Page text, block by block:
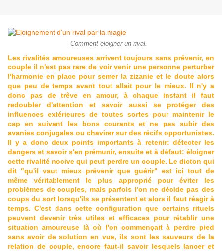
Comment eloigner un rival.
Les rivalités amoureuses arrivent toujours sans prévenir, en
couple il n'est pas rare de voir venir une personne perturber
l'harmonie en place pour semer la zizanie et le doute alors
que peu de temps avant tout allait pour le mieux. Il n'y a
donc pas de trêve en amour, à chaque instant il faut
redoubler d'attention et savoir aussi se protéger des
influences extérieures de toutes sortes pour maintenir le
cap en suivant les bons courants et ne pas subir des
avanies conjugales ou chavirer sur des récifs opportunistes.
Il y a donc deux points importants à retenir: détecter les
dangers et savoir s'en prémunir, ensuite et à défaut: éloigner
cette rivalité nocive qui peut perdre un couple. Le dicton qui
dit "qu'il vaut mieux prévenir que guérir" est ici tout de
même véritablement le plus approprié pour éviter les
problèmes de couples, mais parfois l'on ne décide pas des
coups du sort lorsqu'ils se présentent et alors il faut réagir à
temps. C'est dans cette configuration que certains rituels
peuvent devenir très utiles et efficaces pour rétablir une
situation amoureuse là où l'on commençait à perdre pied
sans avoir de solution en vue, ils sont les sauveurs de la
relation de couple, encore faut-il savoir lesquels lancer et